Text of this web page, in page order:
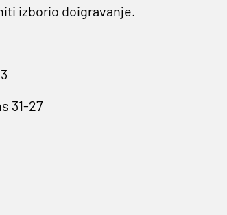
izborio doigravanje.
31-27